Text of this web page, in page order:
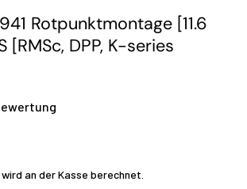
Rotpunktmontage [11.6
[RMSc, DPP, K-series
wird an der Kasse berechnet.